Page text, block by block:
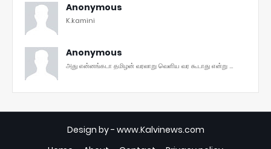
Anonymous
K.kamini
Anonymous
அது என்னங்கடா தமிழன் வரலாறு வெளிய வர கூடாது என்று ...
Design by - www.Kalvinews.com